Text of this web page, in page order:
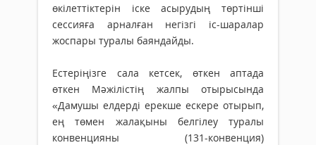
өкілеттіктерін іске асырудың төртінші
сессияға арналған негізгі іс-шаралар
жоспары туралы баяндайды.
Естеріңізге сала кетсек, өткен аптада
өткен Мәжілістің жалпы отырысында
«Дамушы елдерді ерекше ескере отырып,
ең төмен жалақыны белгілеу туралы
конвенцияны (131-конвенция)